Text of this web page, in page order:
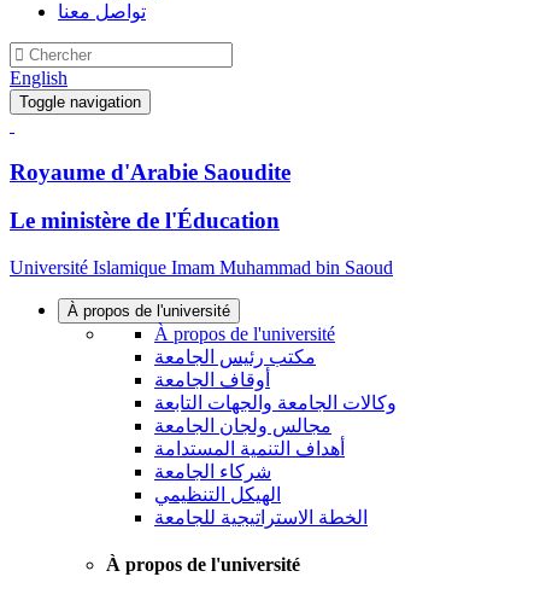
تواصل معنا
English
Toggle navigation
Royaume d'Arabie Saoudite
Le ministère de l'Éducation
Université Islamique Imam Muhammad bin Saoud
À propos de l'université
À propos de l'université
مكتب رئيس الجامعة
أوقاف الجامعة
وكالات الجامعة والجهات التابعة
مجالس ولجان الجامعة
أهداف التنمية المستدامة
شركاء الجامعة
الهيكل التنظيمي
الخطة الاستراتيجية للجامعة
À propos de l'université